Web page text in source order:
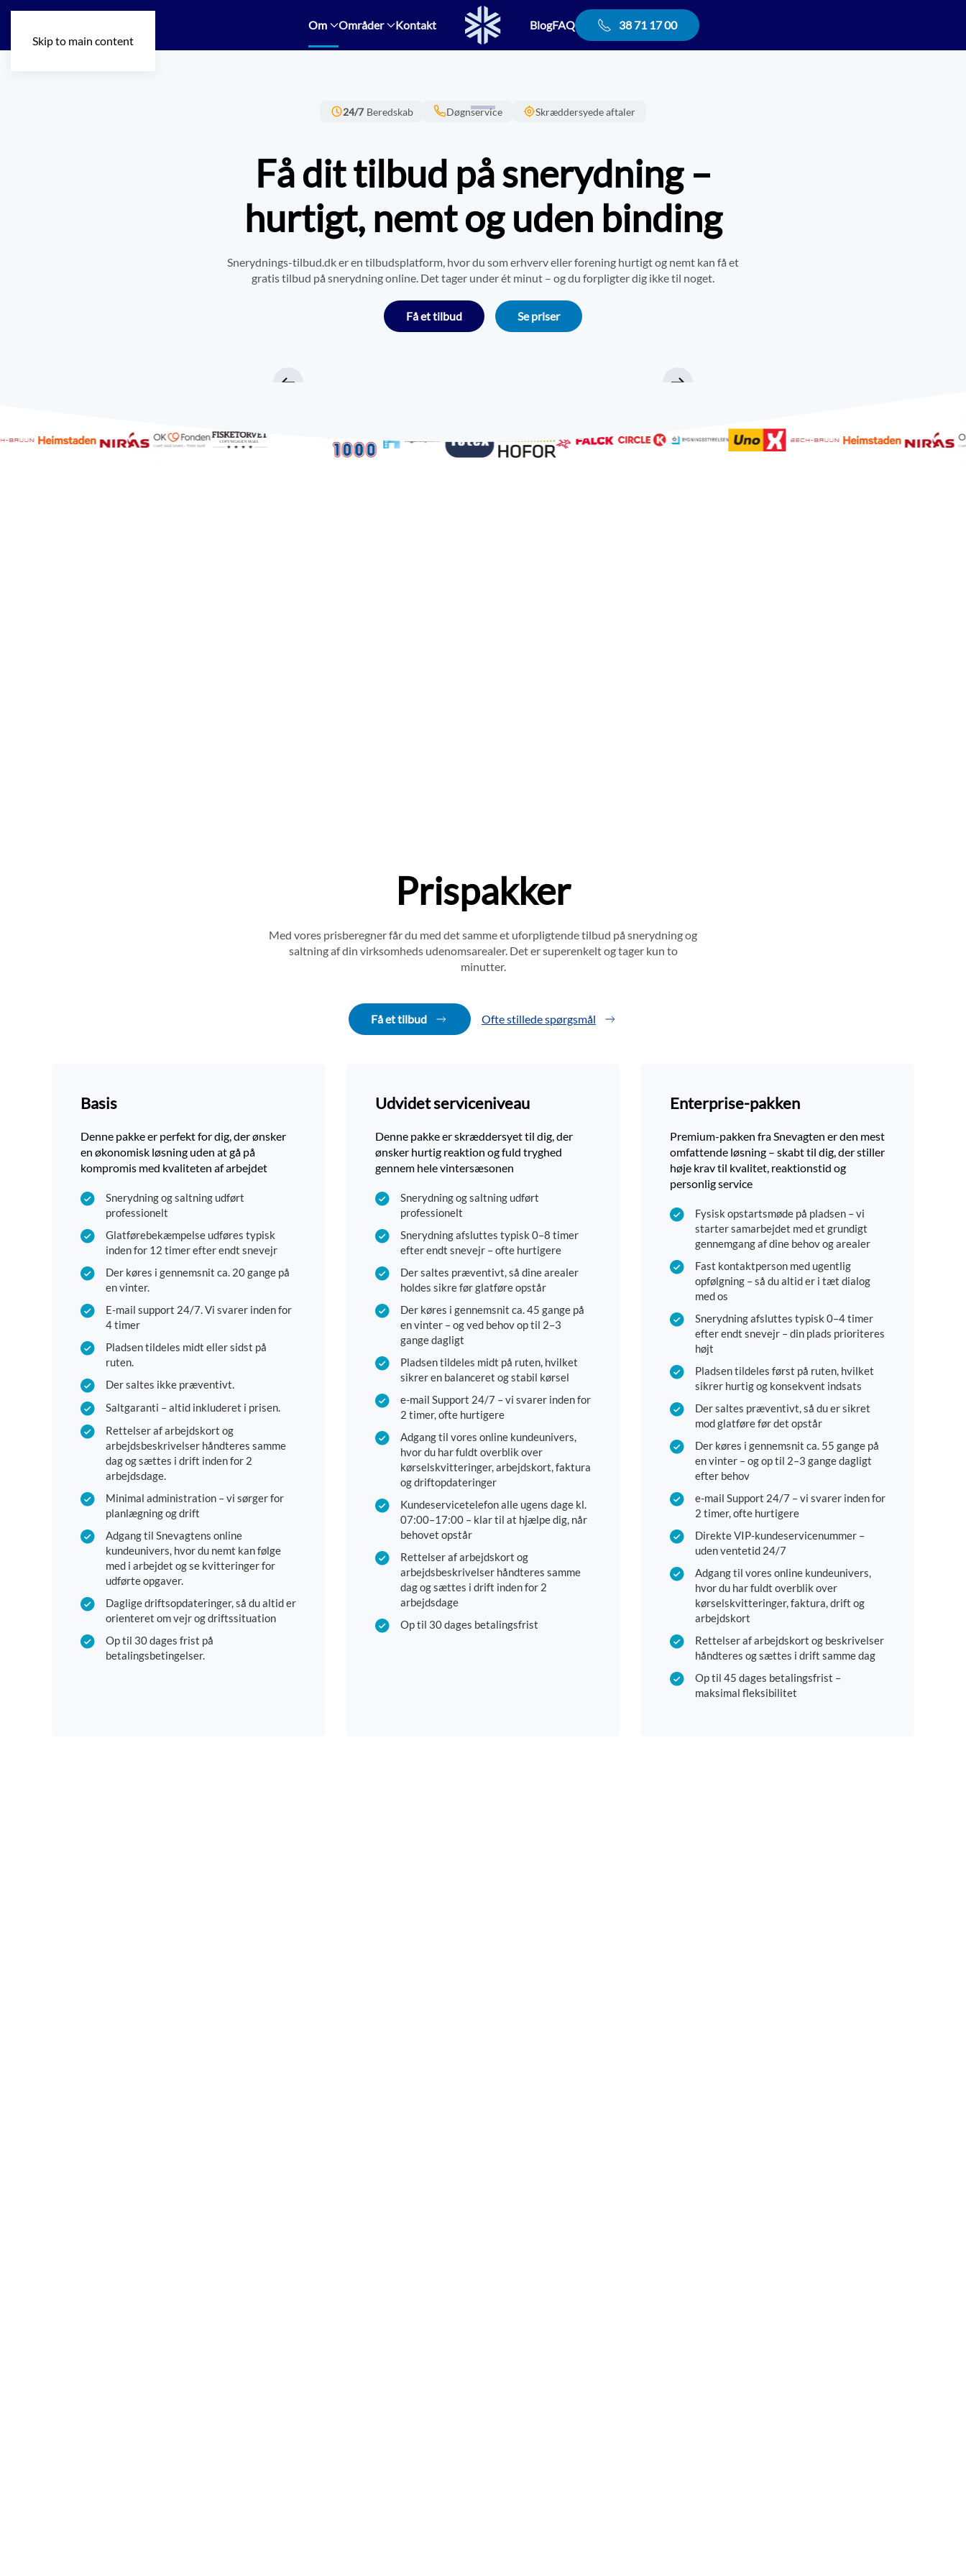
Skip to main content
Om Områder Kontakt BlogFAQ 38 71 17 00
24/7 Beredskab Døgnservice Skræddersyede aftaler
Få dit tilbud på snerydning –
hurtigt, nemt og uden binding
Snerydnings-tilbud.dk er en tilbudsplatform, hvor du som erhverv eller forening hurtigt og nemt kan få et
gratis tilbud på snerydning online. Det tager under ét minut – og du forpligter dig ikke til noget.
Få et tilbud Se priser
Prispakker
Med vores prisberegner får du med det samme et uforpligtende tilbud på snerydning og
saltning af din virksomheds udenomsarealer. Det er superenkelt og tager kun to
minutter.
Få et tilbud Ofte stillede spørgsmål
Basis
Denne pakke er perfekt for dig, der ønsker
en økonomisk løsning uden at gå på
kompromis med kvaliteten af arbejdet
Snerydning og saltning udført
professionelt
Glatførebekæmpelse udføres typisk
inden for 12 timer efter endt snevejr
Der køres i gennemsnit ca. 20 gange på
en vinter.
E-mail support 24/7. Vi svarer inden for
4 timer
Pladsen tildeles midt eller sidst på
ruten.
Der saltes ikke præventivt.
Saltgaranti – altid inkluderet i prisen.
Rettelser af arbejdskort og
arbejdsbeskrivelser håndteres samme
dag og sættes i drift inden for 2
arbejdsdage.
Minimal administration – vi sørger for
planlægning og drift
Adgang til Snevagtens online
kundeunivers, hvor du nemt kan følge
med i arbejdet og se kvitteringer for
udførte opgaver.
Daglige driftsopdateringer, så du altid er
orienteret om vejr og driftssituation
Op til 30 dages frist på
betalingsbetingelser.
Udvidet serviceniveau
Denne pakke er skræddersyet til dig, der
ønsker hurtig reaktion og fuld tryghed
gennem hele vintersæsonen
Snerydning og saltning udført
professionelt
Snerydning afsluttes typisk 0–8 timer
efter endt snevejr – ofte hurtigere
Der saltes præventivt, så dine arealer
holdes sikre før glatføre opstår
Der køres i gennemsnit ca. 45 gange på
en vinter – og ved behov op til 2–3
gange dagligt
Pladsen tildeles midt på ruten, hvilket
sikrer en balanceret og stabil kørsel
e-mail Support 24/7 – vi svarer inden for
2 timer, ofte hurtigere
Adgang til vores online kundeunivers,
hvor du har fuldt overblik over
kørselskvitteringer, arbejdskort, faktura
og driftopdateringer
Kundeservicetelefon alle ugens dage kl.
07:00–17:00 – klar til at hjælpe dig, når
behovet opstår
Rettelser af arbejdskort og
arbejdsbeskrivelser håndteres samme
dag og sættes i drift inden for 2
arbejdsdage
Op til 30 dages betalingsfrist
Enterprise-pakken
Premium-pakken fra Snevagten er den mest
omfattende løsning – skabt til dig, der stiller
høje krav til kvalitet, reaktionstid og
personlig service
Fysisk opstartsmøde på pladsen – vi
starter samarbejdet med et grundigt
gennemgang af dine behov og arealer
Fast kontaktperson med ugentlig
opfølgning – så du altid er i tæt dialog
med os
Snerydning afsluttes typisk 0–4 timer
efter endt snevejr – din plads prioriteres
højt
Pladsen tildeles først på ruten, hvilket
sikrer hurtig og konsekvent indsats
Der saltes præventivt, så du er sikret
mod glatføre før det opstår
Der køres i gennemsnit ca. 55 gange på
en vinter – og op til 2–3 gange dagligt
efter behov
e-mail Support 24/7 – vi svarer inden for
2 timer, ofte hurtigere
Direkte VIP-kundeservicenummer –
uden ventetid 24/7
Adgang til vores online kundeunivers,
hvor du har fuldt overblik over
kørselskvitteringer, faktura, drift og
arbejdskort
Rettelser af arbejdskort og beskrivelser
håndteres og sættes i drift samme dag
Op til 45 dages betalingsfrist –
maksimal fleksibilitet